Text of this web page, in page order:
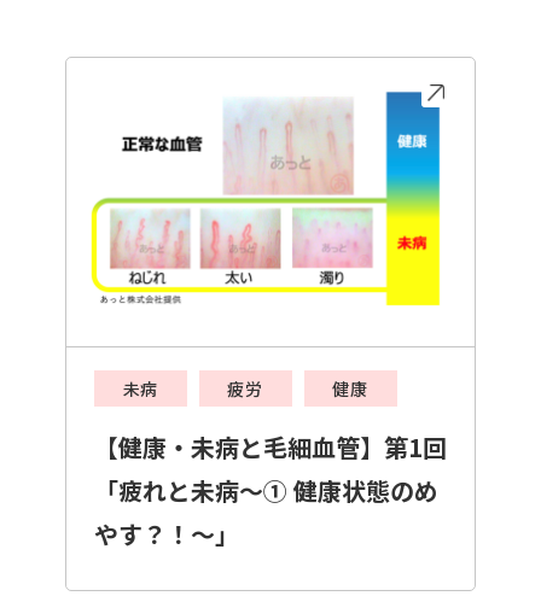
未病 疲労 健康
【健康・未病と毛細血管】第1回
「疲れと未病～① 健康状態のめ
やす？！～」